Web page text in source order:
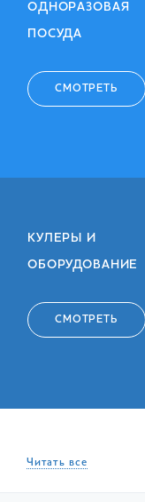
ОДНОРАЗОВАЯ
ПОСУДА
СМОТРЕТЬ
КУЛЕРЫ И
ОБОРУДОВАНИЕ
СМОТРЕТЬ
Читать все